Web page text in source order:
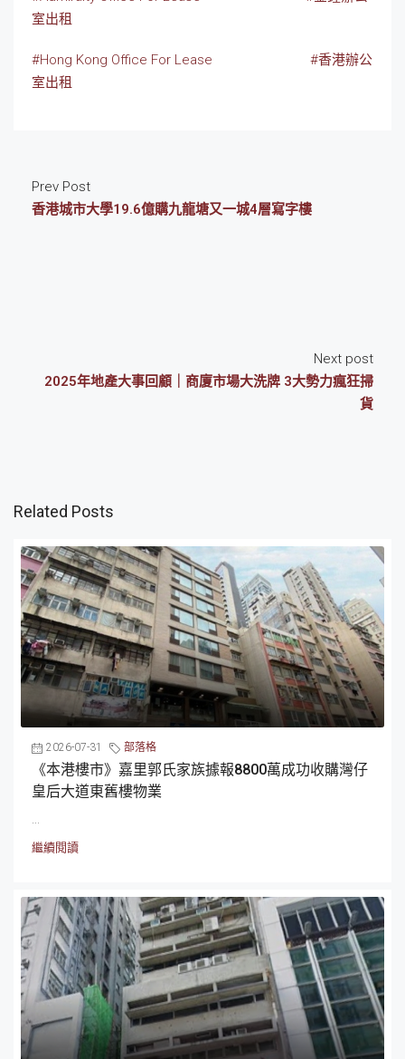
室出租
#Hong Kong Office For Lease
#香港辦公
室出租
Prev Post
香港城市大學19.6億購九龍塘又一城4層寫字樓
Next post
2025年地產大事回顧｜商廈市場大洗牌 3大勢力瘋狂掃
貨
Related Posts
2026-07-31 部落格
《本港樓市》嘉里郭氏家族據報8800萬成功收購灣仔
皇后大道東舊樓物業
...
繼續閱讀